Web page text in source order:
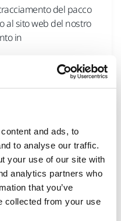
and ads, to
to analyse our traffic.
your use of our site with
analytics partners who
that you’ve
collected from your use
del pacco
al sito web del nostro
in
stimato è
della destinazione,
partire dalla data e
Il tempo di
a titolo indicativo.
non darà luog